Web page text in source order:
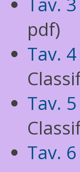
pdf)
Tav. 4
Tav. 5
Tav. 6